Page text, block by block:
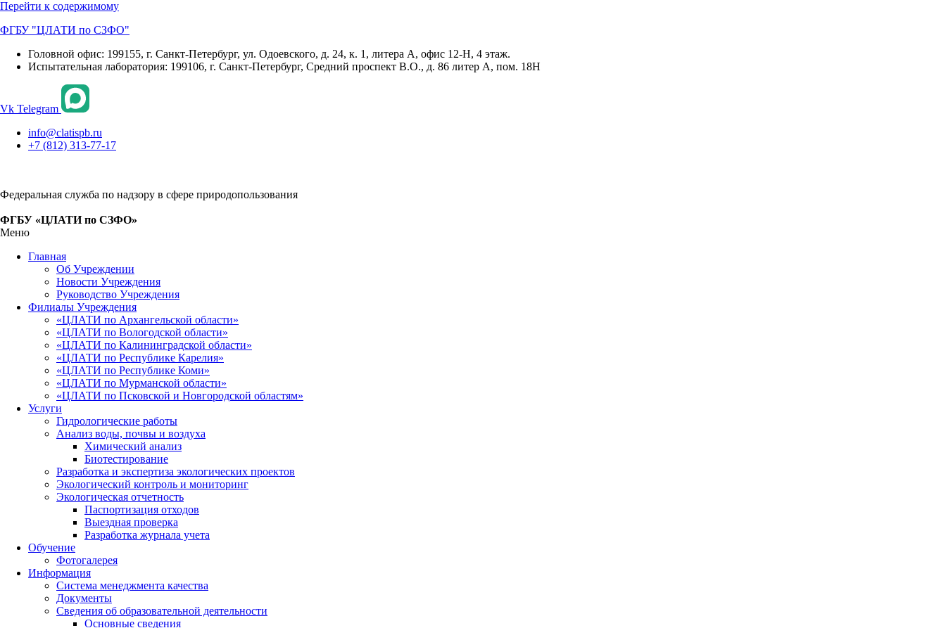
Перейти к содержимому
ФГБУ "ЦЛАТИ по СЗФО"
Головной офис: 199155, г. Санкт-Петербург, ул. Одоевского, д. 24, к. 1, литера А, офис 12-Н, 4 этаж.
Испытательная лаборатория: 199106, г. Санкт-Петербург, Средний проспект В.О., д. 86 литер А, пом. 18Н
Vk Telegram
info@clatispb.ru
+7 (812) 313-77-17
Федеральная служба по надзору в сфере природопользования
ФГБУ «ЦЛАТИ по СЗФО»
Меню
Главная
Об Учреждении
Новости Учреждения
Руководство Учреждения
Филиалы Учреждения
«ЦЛАТИ по Архангельской области»
«ЦЛАТИ по Вологодской области»
«ЦЛАТИ по Калининградской области»
«ЦЛАТИ по Республике Карелия»
«ЦЛАТИ по Республике Коми»
«ЦЛАТИ по Мурманской области»
«ЦЛАТИ по Псковской и Новгородской областям»
Услуги
Гидрологические работы
Анализ воды, почвы и воздуха
Химический анализ
Биотестирование
Разработка и экспертиза экологических проектов
Экологический контроль и мониторинг
Экологическая отчетность
Паспортизация отходов
Выездная проверка
Разработка журнала учета
Обучение
Фотогалерея
Информация
Система менеджмента качества
Документы
Сведения об образовательной деятельности
Основные сведения